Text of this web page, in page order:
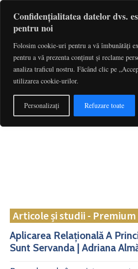
Confidențialitatea datelor dvs.
pentru noi
Folosim cookie-uri pentru a vă îmbunătăți
pentru a vă prezenta conținut și reclame
analiza traficul nostru. Făcând clic pe
utilizarea cookie-urilor.
Personalizați Refuzare toate
cuvinte-cheie, titlu articol, autor
Articole și studii - Premium
Aplicarea Relațională A
Sunt Servanda | Adriana